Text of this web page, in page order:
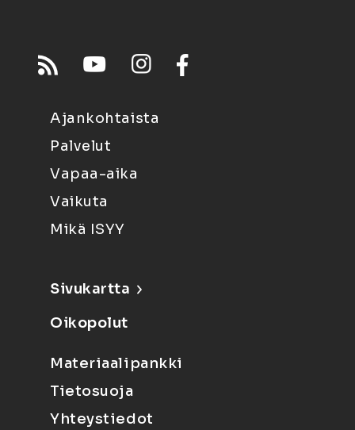
Ajankohtaista
Palvelut
Vapaa-aika
Vaikuta
Mikä ISYY
Sivukartta
Oikopolut
Materiaalipankki
Tietosuoja
Yhteystiedot